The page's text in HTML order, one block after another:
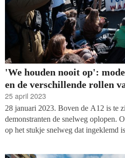
'We houden nooit op':
en de verschillende rollen
25 april 2023
28 januari 2023. Boven de A12 is te
demonstranten de snelweg oplopen.
op het stukje snelweg dat ingeklemd